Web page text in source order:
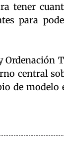
tener
para
central
de modelo